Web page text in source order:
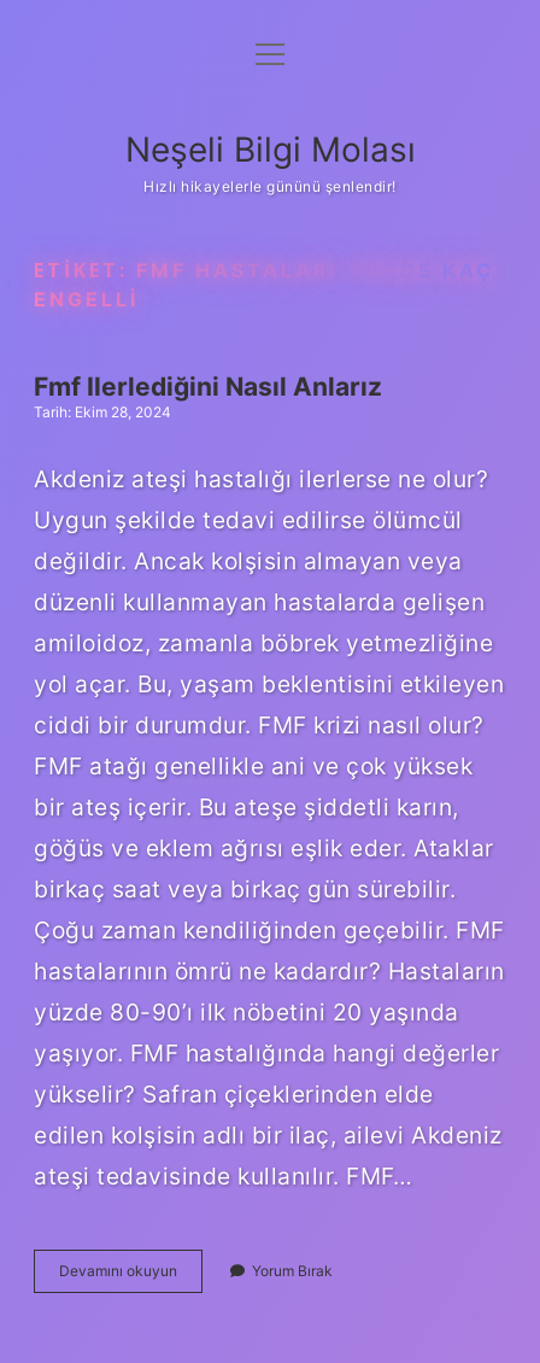
Anasayfa
Yasal Uyarı
menüyü
Neşeli Bilgi Molası
Hızlı hikayelerle gününü şenlendir!
ETIKET: FMF HASTALARI YÜZDE KAÇ
ENGELLI
Fmf Ilerlediğini Nasıl Anlarız
Tarih: Ekim 28, 2024
Akdeniz ateşi hastalığı ilerlerse ne olur?
Uygun şekilde tedavi edilirse ölümcül
değildir. Ancak kolşisin almayan veya
düzenli kullanmayan hastalarda gelişen
amiloidoz, zamanla böbrek yetmezliğine
yol açar. Bu, yaşam beklentisini etkileyen
ciddi bir durumdur. FMF krizi nasıl olur?
FMF atağı genellikle ani ve çok yüksek
bir ateş içerir. Bu ateşe şiddetli karın,
göğüs ve eklem ağrısı eşlik eder. Ataklar
birkaç saat veya birkaç gün sürebilir.
Çoğu zaman kendiliğinden geçebilir. FMF
hastalarının ömrü ne kadardır? Hastaların
yüzde 80-90’ı ilk nöbetini 20 yaşında
yaşıyor. FMF hastalığında hangi değerler
yükselir? Safran çiçeklerinden elde
edilen kolşisin adlı bir ilaç, ailevi Akdeniz
ateşi tedavisinde kullanılır. FMF…
Devamını okuyun
Ilerlediğini
Yorum Bırak